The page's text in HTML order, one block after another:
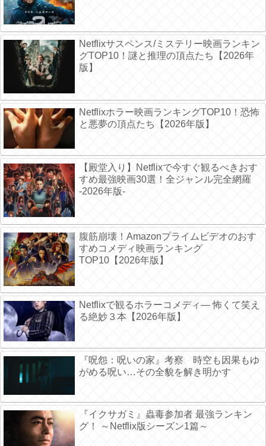
Netflixサスペンス/ミステリー映画ランキン
グTOP10！謎と推理の頂点たち【2026年
版】
Netflixホラー映画ランキングTOP10！恐怖
と悪夢の頂点たち【2026年版】
【殿堂入り】Netflixで今すぐ観るべきおす
すめ最強映画30選！全ジャンル完全網羅
-2026年版-
腹筋崩壊！Amazonプライムビデオのおす
すめコメディ映画ランキング
TOP10【2026年版】
Netflixで観るホラーコメディ― 怖くて笑え
る絶妙３本【2026年版】
『呪怨：呪いの家』考察 時空も因果もゆ
がめる呪い…その全貌を解き明かす
『イクサガミ』蟲毒参加者 最強ランキン
グ！ ～Netflix版シーズン1篇～